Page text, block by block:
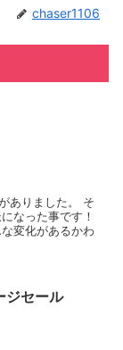
chaser1106
ありました。 そ
なった事です！
変化があるかわ
ジセール